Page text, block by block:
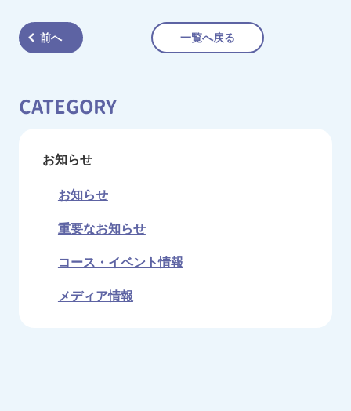
前へ 一覧へ戻る
CATEGORY
お知らせ
お知らせ
重要なお知らせ
コース・イベント情報
メディア情報